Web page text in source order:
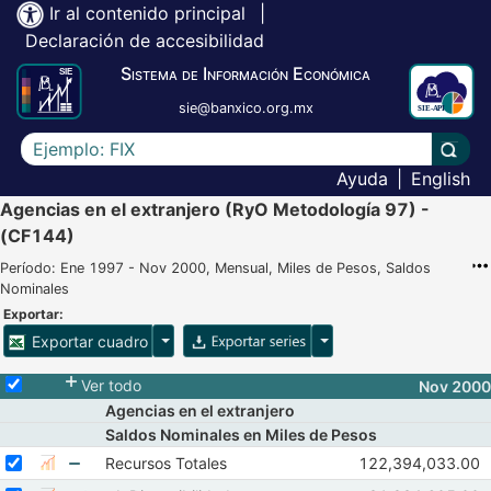
Ir al contenido principal
Declaración de accesibilidad
Sistema de Información Económica
sie@banxico.org.mx
Escriba el texto a buscar
Ayuda
English
Agencias en el extranjero (RyO Metodología 97) -
(CF144)
Período: Ene 1997 - Nov 2000, Mensual, Miles de Pesos, Saldos
Nominales
Exportar:
Exportar cuadro Opciones para exportar cuadroOpciones para exportar
Selecciona o desmarca todas las series
Ver todo
Nov 2000
Agencias en el extranjero
Saldos Nominales en Miles de Pesos
Seleccione sus series
Seleccionar serie Recursos Totales
Recursos Totales Observaciones
Sep 2000Oct
122,394,033.00